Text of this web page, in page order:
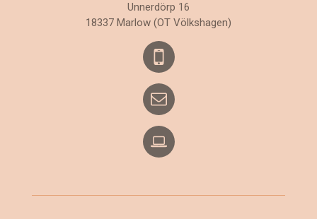
Unnerdörp 16
18337 Marlow (OT Völkshagen)